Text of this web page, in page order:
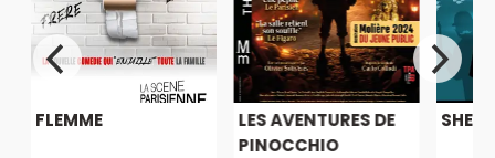
FLEMME
LES AVENTURES DE
PINOCCHIO